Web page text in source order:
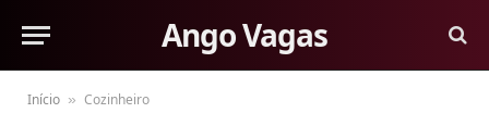
Ango Vagas
Início » Cozinheiro